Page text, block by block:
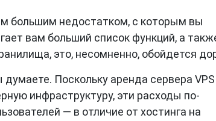
большим недостатком, с которым вы
вам больший список функций, а
это, несомненно, обойдется
Поскольку аренда сервера
инфраструктуру, эти расходы по-
— в отличие от хостинга на